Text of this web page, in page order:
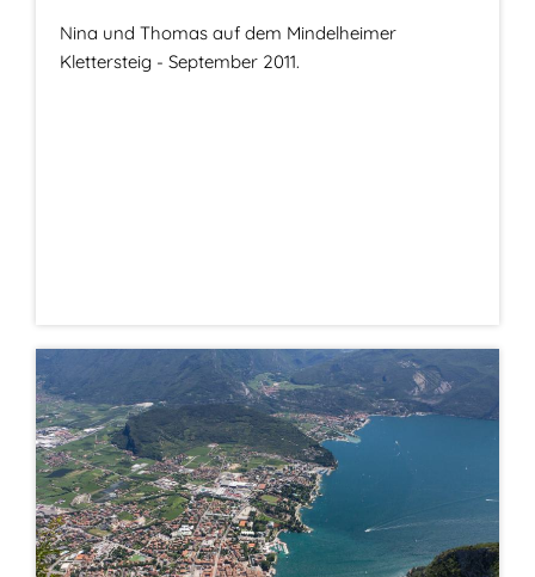
Nina und Thomas auf dem Mindelheimer
Klettersteig - September 2011.